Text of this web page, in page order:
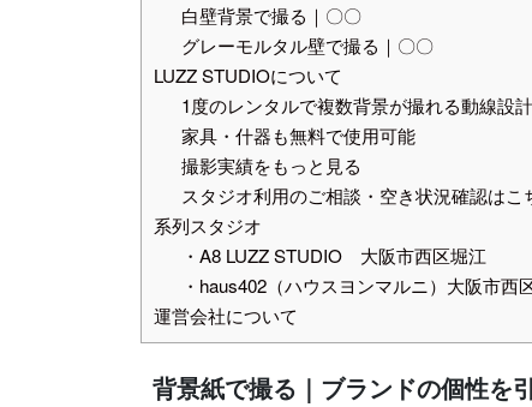
白壁背景で撮る｜〇〇
グレーモルタル壁で撮る｜〇〇
LUZZ STUDIOについて
1度のレンタルで複数背景が撮れる動線設計
家具・什器も無料で使用可能
撮影実績をもっと見る
スタジオ利用のご相談・空き状況確認はこ
系列スタジオ
・A8 LUZZ STUDIO 大阪市西区堀江
・haus402（ハウスヨンマルニ）大阪市西
運営会社について
背景紙で撮る｜ブランドの個性を